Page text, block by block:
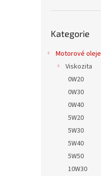
kategorie
Kategorie
Motorové oleje
Viskozita
0W20
0W30
0W40
5W20
5W30
5W40
5W50
10W30